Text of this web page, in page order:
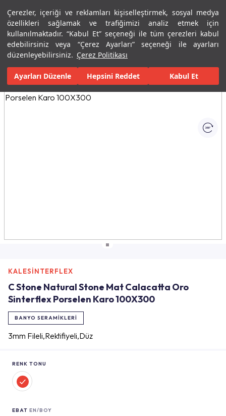
Çerezler, içeriği ve reklamları kişiselleştirmek, sosyal medya
özellikleri sağlamak ve trafiğimizi analiz etmek için
kullanılmaktadır. “Kabul Et” seçeneği ile tüm çerezleri kabul
edebilirsiniz veya “Çerez Ayarları” seçeneği ile ayarları
düzenleyebilirsiniz. Çerez Politikası
Ayarları Düzenle Hepsini Reddet Kabul Et
Menü Menü
Ana Sayfa Karolar Konut İçi Alanlar Banyo Seramikleri C
Tüm Görseller(1)
KALESİNTERFLEX
C Stone Natural Stone Mat Calacatta Oro
Sinterflex Porselen Karo 100X300
BANYO SERAMIKLERI
3mm Fileli,Rektifiyeli,Düz
RENK TONU
EBAT EN/BOY